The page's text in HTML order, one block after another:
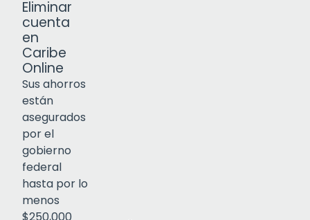
Eliminar
cuenta
en
Caribe
Online
Sus ahorros
están
asegurados
por el
gobierno
federal
hasta por lo
menos